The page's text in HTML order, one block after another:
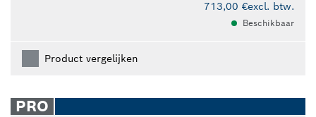
713,00 €excl. btw.
Beschikbaar
Product vergelijken
PRO